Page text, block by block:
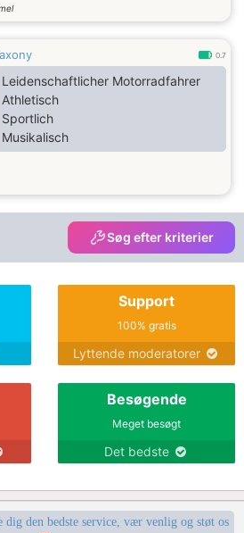
0.7
Leidenschaftlicher Motorradfahrer
Athletisch
Sportlich
Musikalisch
Søg efter kriterier
Support
100% gratis
Lyttende moderatorer
Besøgende
Meget besøgt
Det bedste
den bedste service, vær venlig og støt os